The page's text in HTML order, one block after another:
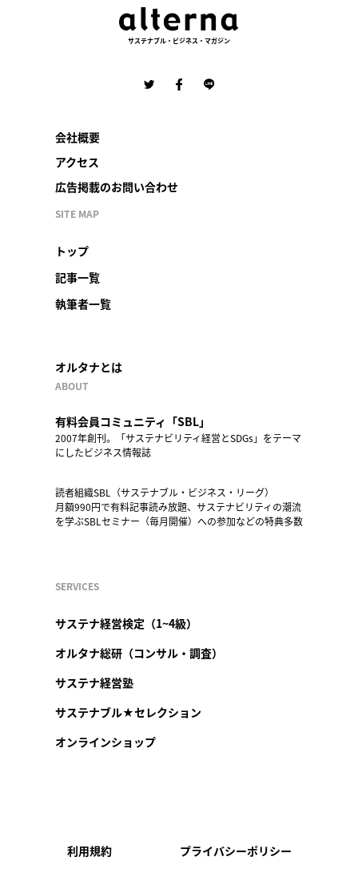
サステナブル・ビジネス・マガジン
会社概要
アクセス
広告掲載のお問い合わせ
SITE MAP
トップ
記事一覧
執筆者一覧
オルタナとは
ABOUT
有料会員コミュニティ「SBL」
2007年創刊。「サステナビリティ経営とSDGs」をテーマ
にしたビジネス情報誌
読者組織SBL（サステナブル・ビジネス・リーグ）
月額990円で有料記事読み放題、サステナビリティの潮流
を学ぶSBLセミナー（毎月開催）への参加などの特典多数
SERVICES
サステナ経営検定（1~4級）
オルタナ総研（コンサル・調査）
サステナ経営塾
サステナブル★セレクション
オンラインショップ
利用規約 プライバシーポリシー